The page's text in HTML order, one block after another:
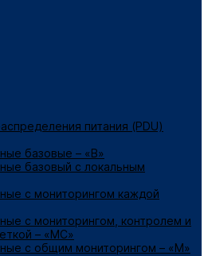
питания (PDU)
базовые – «В»
базовый с локальным
с мониторингом каждой
с мониторингом, контролем и
– «МС»
с общим мониторингом – «М»